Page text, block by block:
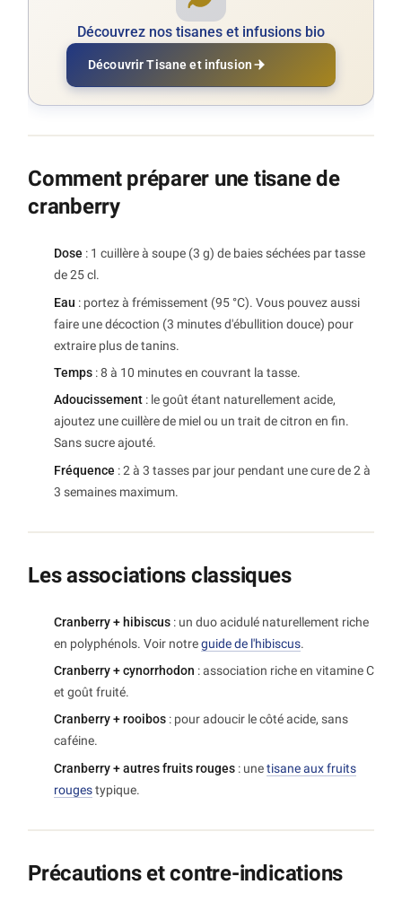
Découvrez nos tisanes et infusions bio
Découvrir Tisane et infusion
Comment préparer une tisane de
cranberry
Dose : 1 cuillère à soupe (3 g) de baies séchées par tasse
de 25 cl.
Eau : portez à frémissement (95 °C). Vous pouvez aussi
faire une décoction (3 minutes d'ébullition douce) pour
extraire plus de tanins.
Temps : 8 à 10 minutes en couvrant la tasse.
Adoucissement : le goût étant naturellement acide,
ajoutez une cuillère de miel ou un trait de citron en fin.
Sans sucre ajouté.
Fréquence : 2 à 3 tasses par jour pendant une cure de 2 à
3 semaines maximum.
Les associations classiques
Cranberry + hibiscus : un duo acidulé naturellement riche
en polyphénols. Voir notreguide de l'hibiscus.
Cranberry + cynorrhodon : association riche en vitamine C
et goût fruité.
Cranberry + rooibos : pour adoucir le côté acide, sans
caféine.
Cranberry + autres fruits rouges : unetisane aux fruits
rougestypique.
Précautions et contre-indications